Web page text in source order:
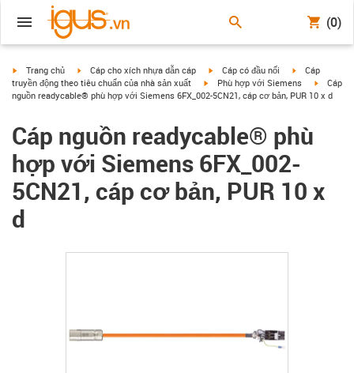
(0)
igus-icon-arrow-right
Trang chủ igus-icon-arrow-right
Cáp cho xích nhựa dẫn cáp igus-icon-arrow-right
Cáp có đầu nối igus-icon-
Cáp
truyền động theo tiêu chuẩn của nhà sản xuất
igus-icon-arrow-right
Phù hợp với Siemens igus-
Cáp
nguồn readycable® phù hợp với Siemens 6FX_002-5CN21, cáp cơ bản, PUR 10 x d
Cáp nguồn readycable® phù
hợp với Siemens 6FX_002-
5CN21, cáp cơ bản, PUR 10 x
d